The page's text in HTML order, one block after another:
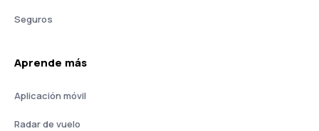
Seguros
Aprende más
Aplicación móvil
Radar de vuelo